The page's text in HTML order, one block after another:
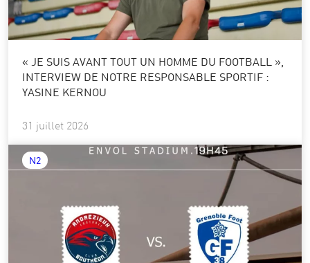
« JE SUIS AVANT TOUT UN HOMME DU FOOTBALL »,
INTERVIEW DE NOTRE RESPONSABLE SPORTIF :
YASINE KERNOU
31 juillet 2026
N2